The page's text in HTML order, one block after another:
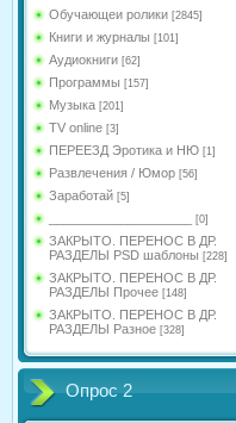
Обучающеи ролики [2845]
Книги и журналы [101]
Аудиокниги [62]
Программы [157]
Музыка [201]
TV online [3]
ПЕРЕЕЗД Эротика и НЮ [1]
Развлечения / Юмор [56]
Заработай [5]
[0]
ЗАКРЫТО. ПЕРЕНОС В ДР.
РАЗДЕЛЫ PSD шаблоны [228]
ЗАКРЫТО. ПЕРЕНОС В ДР.
РАЗДЕЛЫ Прочее [148]
ЗАКРЫТО. ПЕРЕНОС В ДР.
РАЗДЕЛЫ Разное [328]
Опрос 2